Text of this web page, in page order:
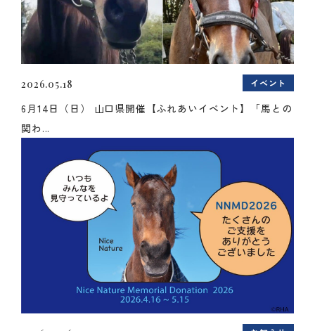
2026.05.18 イベント
6月14日（日） 山口県開催【ふれあいイベント】「馬との
関わ...